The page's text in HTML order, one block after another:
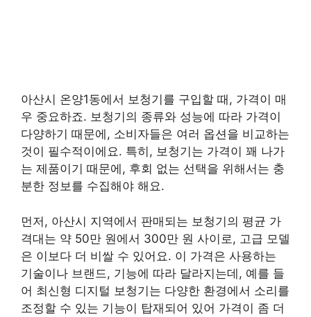
아산시 온양1동에서 보청기를 구입할 때, 가격이 매
우 중요하죠. 보청기의 종류와 성능에 따라 가격이
다양하기 때문에, 소비자들은 여러 옵션을 비교하는
것이 필수적이에요. 특히, 보청기는 가격이 꽤 나가
는 제품이기 때문에, 후회 없는 선택을 위해서는 충
분한 정보를 수집해야 해요.
먼저, 아산시 지역에서 판매되는 보청기의 평균 가
격대는 약 50만 원에서 300만 원 사이로, 고급 모델
은 이보다 더 비쌀 수 있어요. 이 가격은 사용하는
기술이나 브랜드, 기능에 따라 달라지는데, 예를 들
어 최신형 디지털 보청기는 다양한 환경에서 소리를
조정할 수 있는 기능이 탑재되어 있어 가격이 좀 더